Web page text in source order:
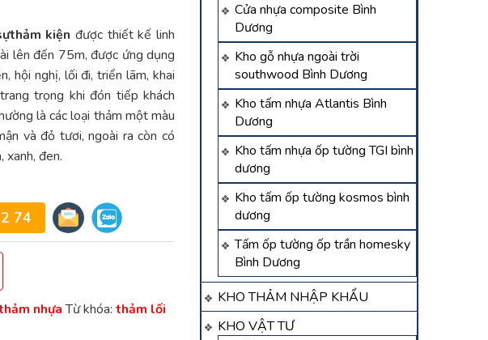
Cửa nhựa composite Bình
Dương
Kho gỗ nhựa ngoài trời
southwood Bình Dương
Kho tấm nhựa Atlantis Bình
Dương
Kho tấm nhựa ốp tường TGI bình
dương
Kho tấm ốp tường kosmos bình
dương
Tấm ốp tường ốp trần homesky
Bình Dương
KHO THẢM NHẬP KHẨU
KHO VẬT TƯ
thảm kiện được thiết kế linh
lên đến 75m, được ứng dụng
hội nghị, lối đi, triển lãm, khai
trọng khi đón tiếp khách
là các loại thảm một màu
và đỏ tươi, ngoài ra còn có
xanh, đen.
74
nhựa Từ khóa: thảm lối